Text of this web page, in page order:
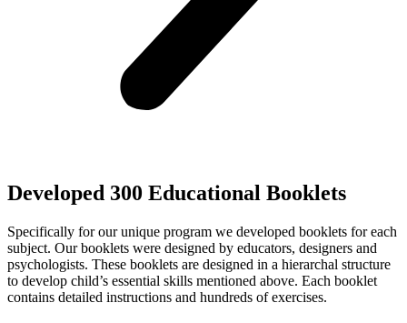
Developed 300 Educational Booklets
Specifically for our unique program we developed booklets for each
subject. Our booklets were designed by educators, designers and
psychologists. These booklets are designed in a hierarchal structure
to develop child’s essential skills mentioned above. Each booklet
contains detailed instructions and hundreds of exercises.